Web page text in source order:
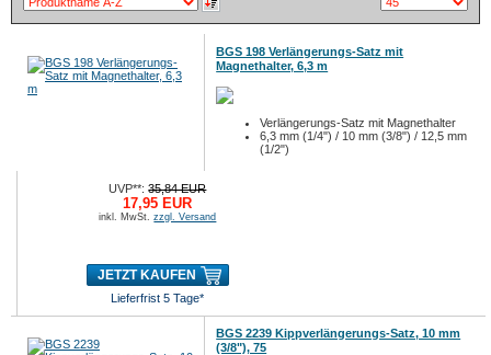
BGS 198 Verlängerungs-Satz mit
Magnethalter, 6,3 m
Verlängerungs-Satz mit Magnethalter
6,3 mm (1/4") / 10 mm (3/8") / 12,5 mm
(1/2")
UVP**:35,84 EUR
17,95 EUR
inkl. MwSt.zzgl. Versand
JETZT KAUFEN
Lieferfrist 5 Tage*
BGS 2239 Kippverlängerungs-Satz, 10 mm
(3/8"), 75